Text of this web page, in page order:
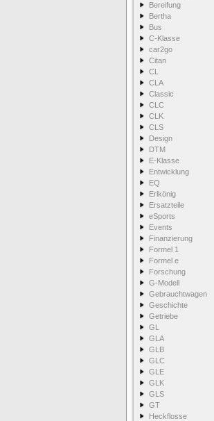
Bereifung
Bertha
Bus
C-Klasse
car2go
Citan
CL
CLA
Classic
CLC
CLK
CLS
Design
DTM
E-Klasse
Entwicklung
EQ
Erlkönig
Ersatzteile
eSports
Events
Finanzierung
Formel 1
Formel e
Forschung
G-Modell
Gebrauchtwagen
Geschichte
Getriebe
GL
GLA
GLB
GLC
GLE
GLK
GLS
GT
Heckflosse